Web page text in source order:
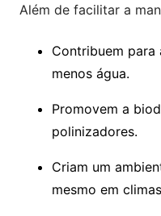
Além de facilitar a
Contribuem para
menos água.
Promovem a
polinizadores.
Criam um
mesmo em